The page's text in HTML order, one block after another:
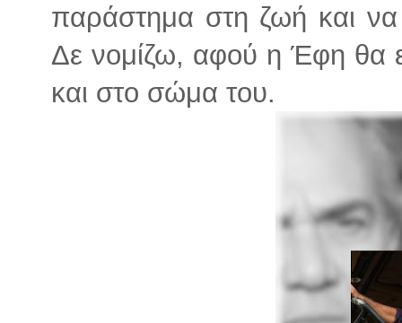
παράστημα στη ζωή και
Δε νομίζω, αφού η Έφη θα
και στο σώμα του.